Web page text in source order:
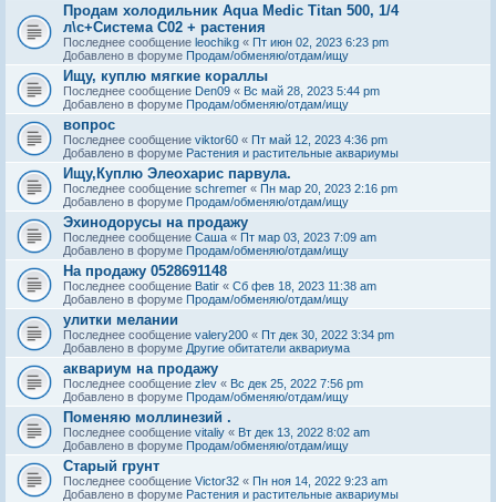
Продам холодильник Aqua Medic Titan 500, 1/4
л\с+Система С02 + растения
Последнее сообщение leochikg « Пт июн 02, 2023 6:23 pm
Добавлено в форуме Продам/обменяю/отдам/ищу
Ищу, куплю мягкие кораллы
Последнее сообщение Den09 « Вс май 28, 2023 5:44 pm
Добавлено в форуме Продам/обменяю/отдам/ищу
вопрос
Последнее сообщение viktor60 « Пт май 12, 2023 4:36 pm
Добавлено в форуме Растения и растительные аквариумы
Ищу,Куплю Элеохарис парвула.
Последнее сообщение schremer « Пн мар 20, 2023 2:16 pm
Добавлено в форуме Продам/обменяю/отдам/ищу
Эхинодорусы на продажу
Последнее сообщение Саша « Пт мар 03, 2023 7:09 am
Добавлено в форуме Продам/обменяю/отдам/ищу
На продажу 0528691148
Последнее сообщение Batir « Сб фев 18, 2023 11:38 am
Добавлено в форуме Продам/обменяю/отдам/ищу
улитки мелании
Последнее сообщение valery200 « Пт дек 30, 2022 3:34 pm
Добавлено в форуме Другие обитатели аквариума
аквариум на продажу
Последнее сообщение zlev « Вс дек 25, 2022 7:56 pm
Добавлено в форуме Продам/обменяю/отдам/ищу
Поменяю моллинезий .
Последнее сообщение vitaliy « Вт дек 13, 2022 8:02 am
Добавлено в форуме Продам/обменяю/отдам/ищу
Старый грунт
Последнее сообщение Victor32 « Пн ноя 14, 2022 9:23 am
Добавлено в форуме Растения и растительные аквариумы